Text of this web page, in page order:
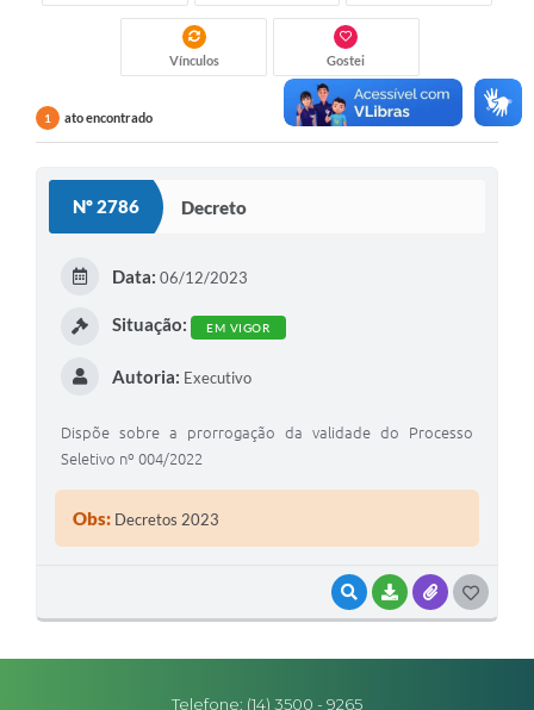
Galeria de Fotos
Transparência
Editais
Vínculos Gostei
1 ato encontrado
Nº 2786 Decreto
VISUALIZAR
BAIXARANEXOS
Data: 06/12/2023
Situação: EM VIGOR
Autoria: Executivo
Dispõe sobre a prorrogação da validade do Processo
Seletivo nº 004/2022
Obs: Decretos 2023
Telefone: (14) 3500 - 9265